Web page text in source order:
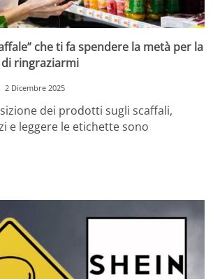
che ti fa spendere la metà per la
ringraziarmi
2 Dicembre 2025
dei prodotti sugli scaffali,
e leggere le etichette sono